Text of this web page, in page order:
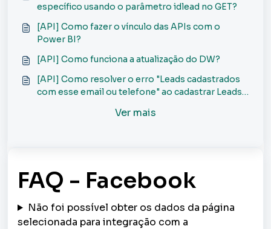
específico usando o parâmetro idlead no GET?
[API] Como fazer o vínculo das APIs com o
Power BI?
[API] Como funciona a atualização do DW?
[API] Como resolver o erro "Leads cadastrados
com esse email ou telefone" ao cadastrar Leads
Ver mais
FAQ - Facebook
Não foi possível obter os dados da página
selecionada para integração com a